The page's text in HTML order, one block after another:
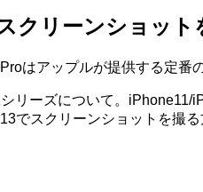
クリーンショット
はアップルが提供する定番
リーズについて。
でスクリーンショットを撮る